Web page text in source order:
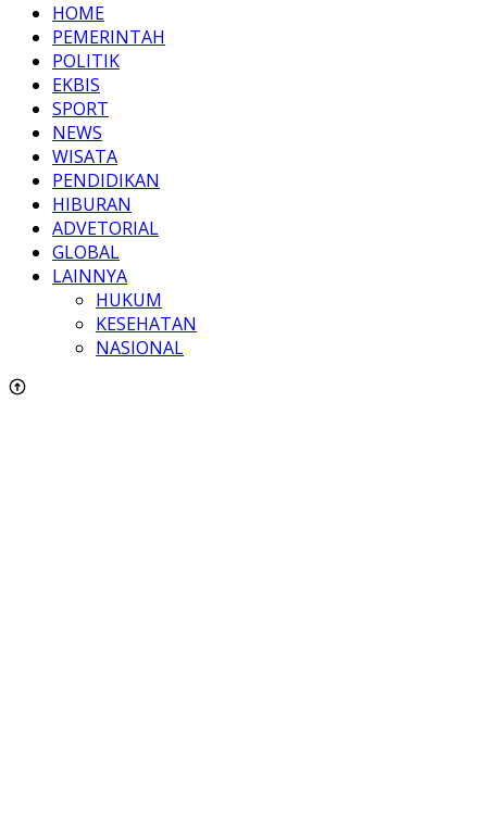
HOME
PEMERINTAH
POLITIK
EKBIS
SPORT
NEWS
WISATA
PENDIDIKAN
HIBURAN
ADVETORIAL
GLOBAL
LAINNYA
HUKUM
KESEHATAN
NASIONAL